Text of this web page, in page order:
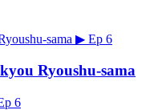
▶ Ep 6
Ryoushu-sama
6